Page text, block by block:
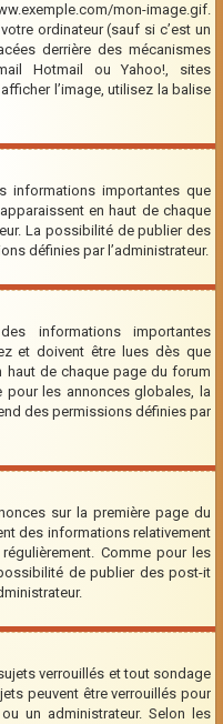
mon-image.gif.
ordinateur (sauf si c’est un
derrière des mécanismes
Hotmail ou Yahoo!, sites
l’image, utilisez la balise
informations importantes que
en haut de chaque
La possibilité de publier des
définies par l’administrateur.
informations importantes
et doivent être lues dès que
haut de chaque page du forum
les annonces globales, la
des permissions définies par
sur la première page du
des informations relativement
Comme pour les
de publier des post-it
verrouillés et tout sondage
peuvent être verrouillés pour
un administrateur. Selon les